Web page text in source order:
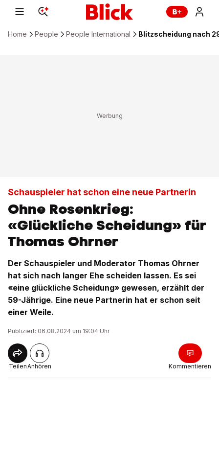
Home People People International Blitzscheidung nach
Schauspieler hat schon eine neue Partnerin
Ohne Rosenkrieg:
«Glückliche Scheidung» für
Thomas Ohrner
Der Schauspieler und Moderator Thomas Ohrner
hat sich nach langer Ehe scheiden lassen. Es sei
«eine glückliche Scheidung» gewesen, erzählt der
59-Jährige. Eine neue Partnerin hat er schon seit
einer Weile.
Publiziert: 06.08.2024 um 19:04 Uhr
TeilenAnhören Kommentieren